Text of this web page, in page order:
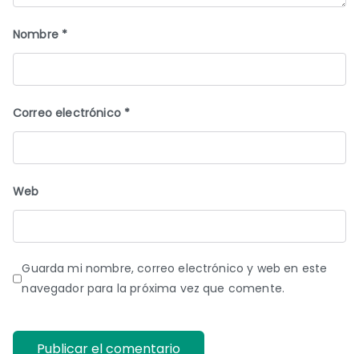
Nombre *
Correo electrónico *
Web
Guarda mi nombre, correo electrónico y web en este
navegador para la próxima vez que comente.